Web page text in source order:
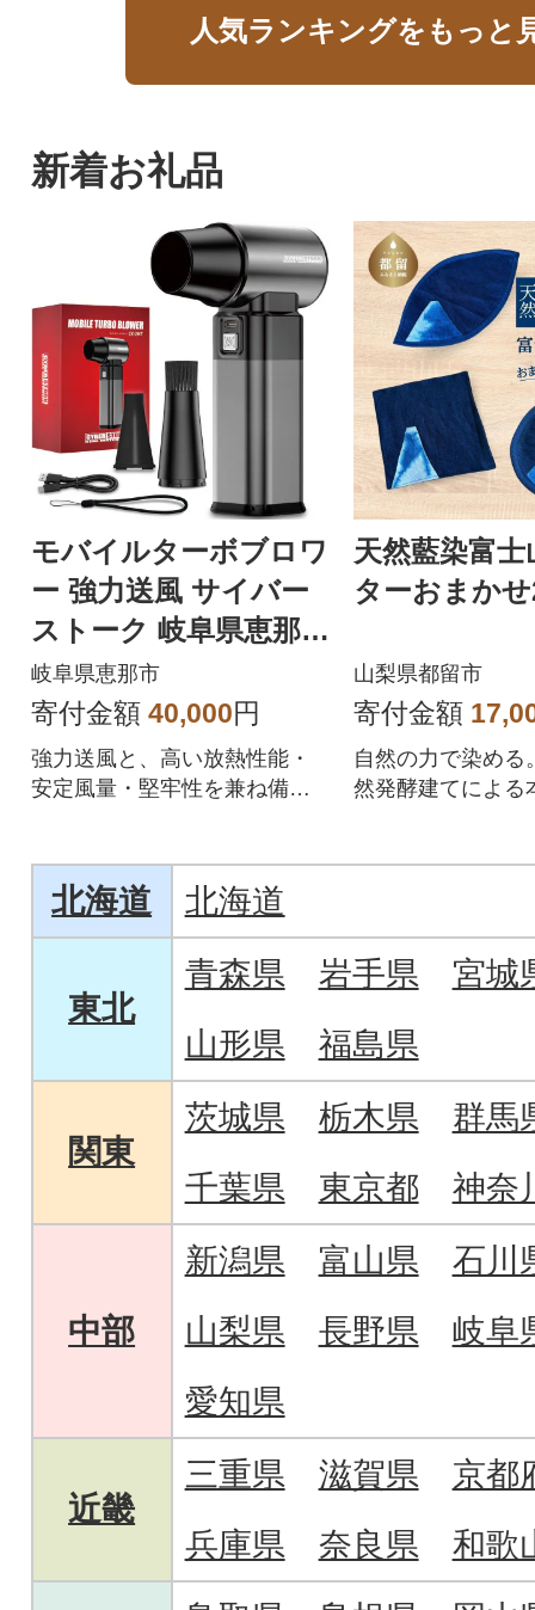
人気ランキングをもっと
新着お礼品
モバイルターボブロワ
ー 強力送風 サイバー
ストーク 岐阜県恵那市
CK-JM7
岐阜県恵那市
寄付金額 40,000円
強力送風と、高い放熱性能・
安定風量・堅牢性を兼ね備え
天然藍染富
ターおまか
山梨県都留市
寄付金額
自然の力で染める
然発酵建てによる
北海道 北海道
東北
青森県 岩手県
宮城
山形県
福島県
関東
茨城県 栃木県
群馬
千葉県
東京都 神奈
中部
新潟県 富山県
石川
山梨県
長野県
岐阜
愛知県
近畿
三重県 滋賀県
京都
兵庫県
奈良県
和歌